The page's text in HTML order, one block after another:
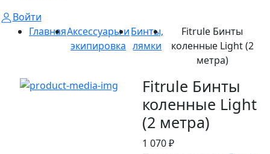
Войти
ГлавнаяАксессуары и
экипировка
Бинты,
лямки
Fitrule Бинты
коленные Light (2
метра)
Fitrule Бинты
коленные Light
(2 метра)
1 070 ₽